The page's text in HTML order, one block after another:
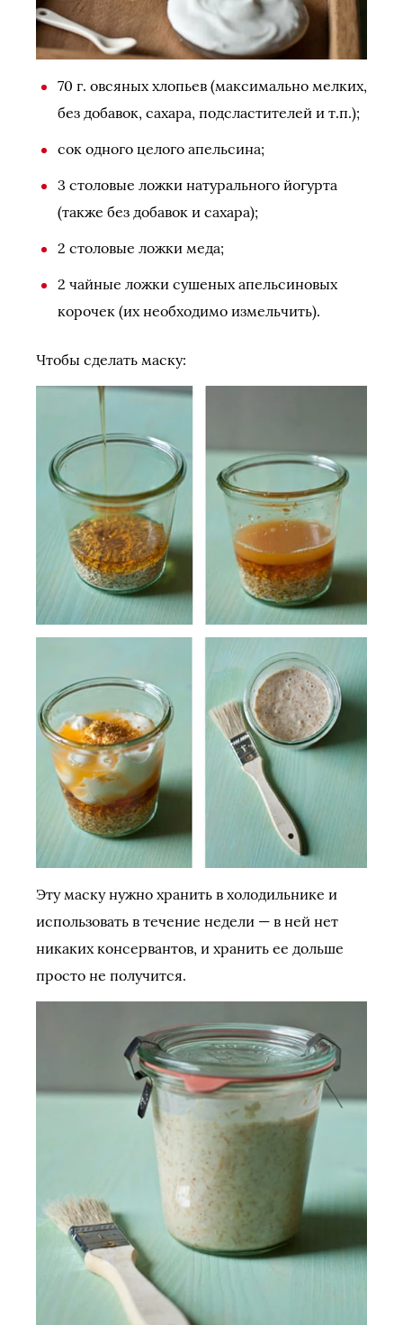
70 г. овсяных хлопьев (максимально мелких,
без добавок, сахара, подсластителей и т.п.);
сок одного целого апельсина;
3 столовые ложки натурального йогурта
(также без добавок и сахара);
2 столовые ложки меда;
2 чайные ложки сушеных апельсиновых
корочек (их необходимо измельчить).
Чтобы сделать маску:
Эту маску нужно хранить в холодильнике и
использовать в течение недели — в ней нет
никаких консервантов, и хранить ее дольше
просто не получится.